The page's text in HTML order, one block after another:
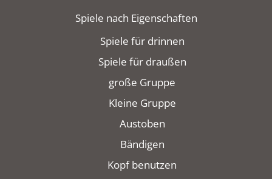
Spiele nach Eigenschaften
Spiele für drinnen
Spiele für draußen
große Gruppe
Kleine Gruppe
Austoben
Bändigen
Kopf benutzen